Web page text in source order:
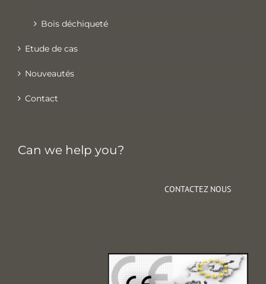
Bois déchiqueté
Etude de cas
Nouveautés
Contact
Can we help you?
CONTACTEZ NOUS